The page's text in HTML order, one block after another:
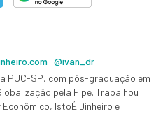
@ivan_dr
PUC-SP, com pós-graduação em
pela Fipe. Trabalhou
IstoÉ Dinheiro e